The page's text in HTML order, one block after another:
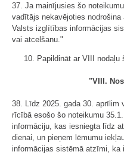
37. Ja mainījusies šo
vadītājs nekavējoties nodrošina
Valsts izglītības informācijas
vai atcelšanu."
10. Papildināt ar VIII nodaļu
"VIII.
38. Līdz 2025. gada 30.
rīcībā esošo šo noteikumu
informāciju, kas iesniegta līdz
dienai, un pieņem lēmumu
informācijas sistēmā atzīmi,